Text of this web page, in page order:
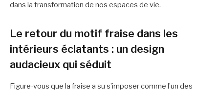
dans la transformation de nos espaces de vie.
Le retour du motif fraise dans les
intérieurs éclatants : un design
audacieux qui séduit
Figure-vous que la fraise a su s’imposer comme l’un des